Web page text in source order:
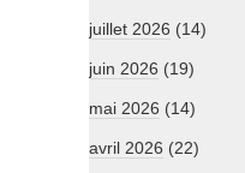
juillet 2026 (14)
juin 2026 (19)
mai 2026 (14)
avril 2026 (22)